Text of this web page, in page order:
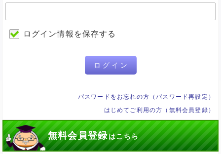
ログイン情報を保存する
ログイン
パスワードをお忘れの方（パスワード再設定）
はじめてご利用の方（無料会員登録）
無料会員登録はこちら